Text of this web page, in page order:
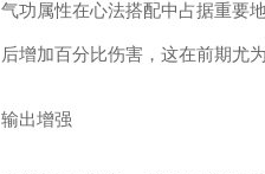
气功属性在心法搭配中占据重要
后增加百分比伤害，这在前期尤
输出增强